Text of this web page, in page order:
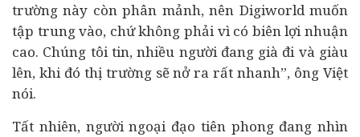
trường này còn phân mảnh, nên Digiworld muốn
tập trung vào, chứ không phải vì có biên lợi nhuận
cao. Chúng tôi tin, nhiều người đang già đi và giàu
lên, khi đó thị trường sẽ nở ra rất nhanh”, ông Việt
nói.
Tất nhiên, người ngoại đạo tiên phong đang nhìn